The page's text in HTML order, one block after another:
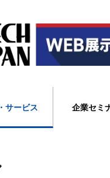
サービス 企業セミ